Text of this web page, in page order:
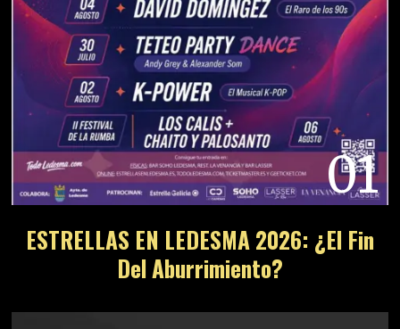
01
ESTRELLAS EN LEDESMA 2026: ¿El Fin
Del Aburrimiento?